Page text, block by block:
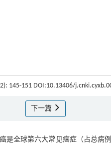
145-151 DOI:10.13406/
下一篇
全球第六大常见癌症（占总病